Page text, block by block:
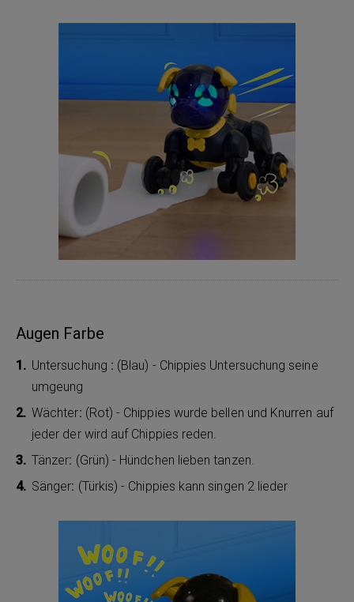
Augen Farbe
Untersuchung : (Blau) - Chippies Untersuchung seine
umgeung
Wächter: (Rot) - Chippies wurde bellen und Knurren auf
jeder der wird auf Chippies reden.
Tänzer: (Grün) - Hündchen lieben tanzen.
Sänger: (Türkis) - Chippies kann singen 2 lieder